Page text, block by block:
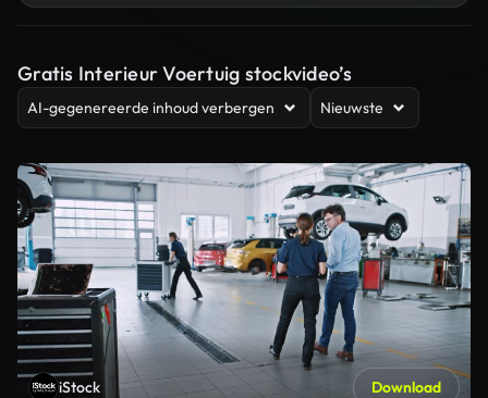
Gratis Interieur Voertuig stockvideo’s
AI-gegenereerde inhoud verbergen Nieuwste
iStock Download